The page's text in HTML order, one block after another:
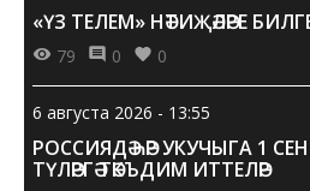
«ҮЗ ТЕЛЕМ» НӘТИҖӘЛӘРЕ
79 0 0
6 августа 2026 - 13:55
РОССИЯДӘ ҺӘР УКУЧЫГА 1
ТҮЛӘРГӘ ТӘКЪДИМ ИТТЕЛӘР